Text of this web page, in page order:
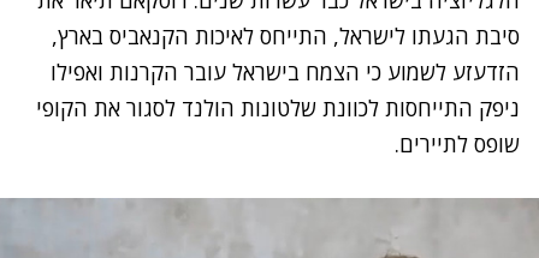
סיבת הגעתו לישראל, התייחס לאיכות הקנאביס בארץ,
הזדעזע לשמוע כי הצמח בישראל עובר הקרנות ואפילו
ניפק התייחסות לכוונת שלטונות הולנד לסגור את הקופי
שופס לתיירים.